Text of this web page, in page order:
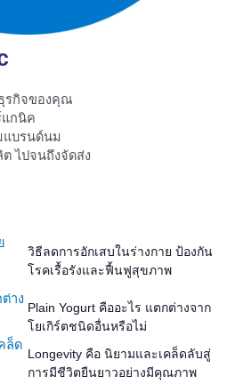
รกิจของคุณ
แกนิค
แบรนด์นม
ไปจนถึงจัดส่ง
วิธีลดการอักเสบในร่างกาย ป้องกัน
โรคเรื้อรังและฟื้นฟูสุขภาพ
Plain Yogurt คืออะไร แตกต่างจาก
โยเกิร์ตชนิดอื่นหรือไม่
Longevity คือ นิยามและเคล็ดลับสู่
การมีชีวิตยืนยาวอย่างมีคุณภาพ